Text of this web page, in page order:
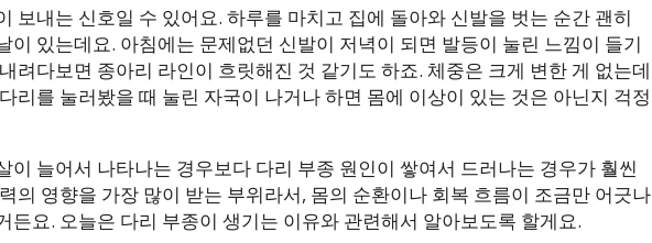
보내는 신호일 수 있어요. 하루를 마치고 집에 돌아와 신발을 벗는 순간 괜히
이 있는데요. 아침에는 문제없던 신발이 저녁이 되면 발등이 눌린 느낌이 들기
려다보면 종아리 라인이 흐릿해진 것 같기도 하죠. 체중은 크게 변한 게 없는데
리를 눌러봤을 때 눌린 자국이 나거나 하면 몸에 이상이 있는 것은 아닌지 걱정
이 늘어서 나타나는 경우보다 다리 부종 원인이 쌓여서 드러나는 경우가 훨씬
의 영향을 가장 많이 받는 부위라서, 몸의 순환이나 회복 흐름이 조금만 어긋나
든요. 오늘은 다리 부종이 생기는 이유와 관련해서 알아보도록 할게요.